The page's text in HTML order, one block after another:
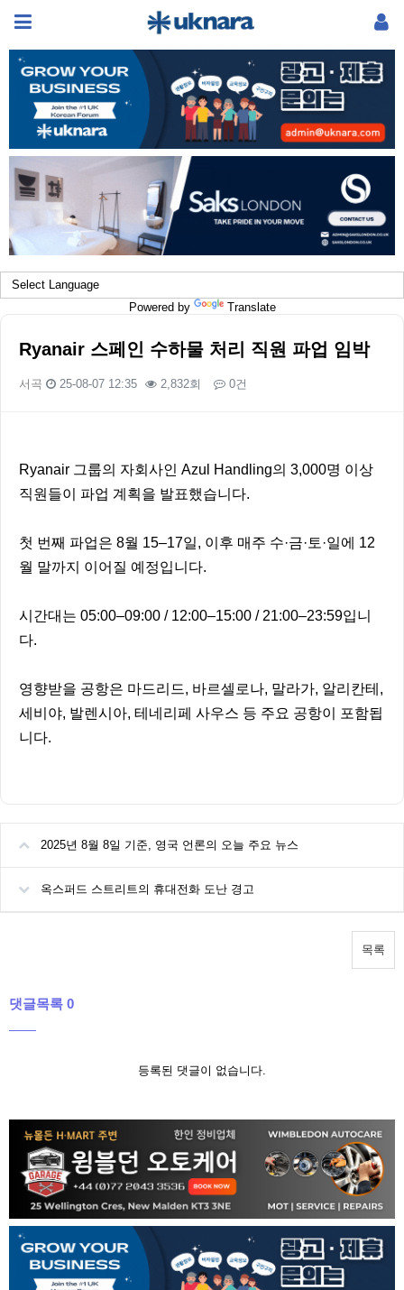
Powered by Translate
Ryanair 스페인 수하물 처리 직원 파업 임박
서곡 25-08-07 12:35 2,832회 0건
Ryanair 그룹의 자회사인 Azul Handling의 3,000명 이상
직원들이 파업 계획을 발표했습니다.
첫 번째 파업은 8월 15–17일, 이후 매주 수·금·토·일에 12
월 말까지 이어질 예정입니다.
시간대는 05:00–09:00 / 12:00–15:00 / 21:00–23:59입니
다.
영향받을 공항은 마드리드, 바르셀로나, 말라가, 알리칸테,
세비야, 발렌시아, 테네리페 사우스 등 주요 공항이 포함됩
니다.
2025년 8월 8일 기준, 영국 언론의 오늘 주요 뉴스
옥스퍼드 스트리트의 휴대전화 도난 경고
목록
댓글목록 0
등록된 댓글이 없습니다.